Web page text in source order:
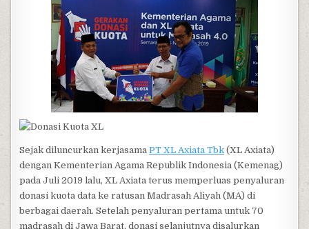
Sejak diluncurkan kerjasamaPT XL Axiata Tbk (XL Axiata)
dengan Kementerian Agama Republik Indonesia (Kemenag)
pada Juli 2019 lalu, XL Axiata terus memperluas penyaluran
donasi kuota data ke ratusan Madrasah Aliyah (MA) di
berbagai daerah. Setelah penyaluran pertama untuk 70
madrasah di Jawa Barat, donasi selanjutnya disalurkan